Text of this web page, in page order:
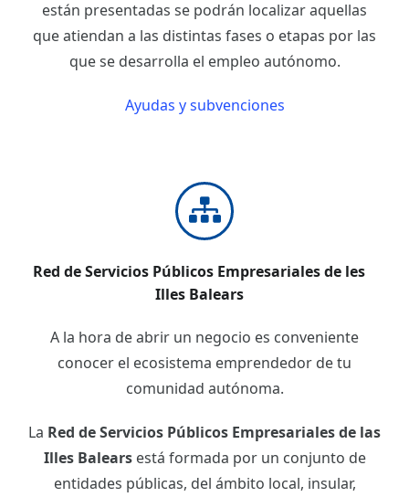
están presentadas se podrán localizar aquellas
que atiendan a las distintas fases o etapas por las
que se desarrolla el empleo autónomo.
Ayudas y subvenciones
Red de Servicios Públicos Empresariales de les
Illes Balears
A la hora de abrir un negocio es conveniente
conocer el ecosistema emprendedor de tu
comunidad autónoma.
La Red de Servicios Públicos Empresariales de las
Illes Balearsestá formada por un conjunto de
entidades públicas, del ámbito local, insular,